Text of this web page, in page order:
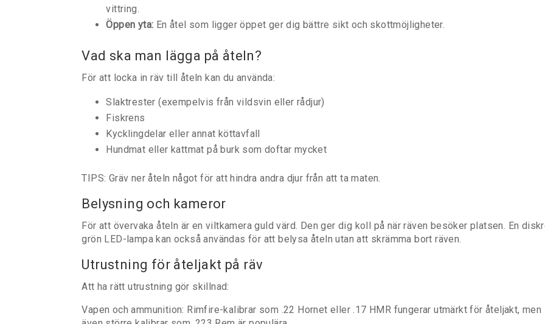
vittring.
Öppen yta: En åtel som ligger öppet ger dig bättre sikt och skottmöjligheter.
Vad ska man lägga på åteln?
För att locka in räv till åteln kan du använda:
Slaktrester (exempelvis från vildsvin eller rådjur)
Fiskrens
Kycklingdelar eller annat köttavfall
Hundmat eller kattmat på burk som doftar mycket
TIPS: Gräv ner åteln något för att hindra andra djur från att ta maten.
Belysning och kameror
För att övervaka åteln är en viltkamera guld värd. Den ger dig koll på när räven besöker platsen. En
grön LED-lampa kan också användas för att belysa åteln utan att skrämma bort räven.
Utrustning för åteljakt på räv
Att ha rätt utrustning gör skillnad:
Vapen och ammunition: Rimfire-kalibrar som .22 Hornet eller .17 HMR fungerar utmärkt för åteljakt, men